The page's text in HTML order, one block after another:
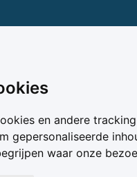
en andere
gepersonaliseerde
waar onze